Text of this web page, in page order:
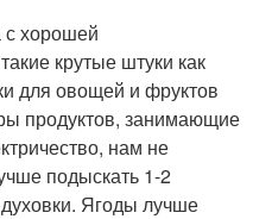
с хорошей
крутые штуки как
для овощей и фруктов
продуктов, занимающие
нам не
подыскать 1-2
Ягоды лучше